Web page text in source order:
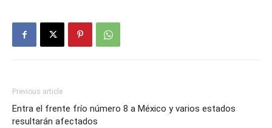
Previous article
Entra el frente frío número 8 a México y varios estados
resultarán afectados